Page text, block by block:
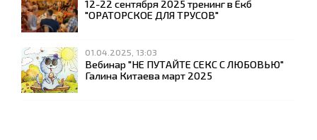
12-22 сентября 2025 тренинг в Екб
"ОРАТОРСКОЕ ДЛЯ ТРУСОВ"
01.04.2025, 13:03
Вебинар "НЕ ПУТАЙТЕ СЕКС С ЛЮБОВЬЮ"
Галина Китаева март 2025